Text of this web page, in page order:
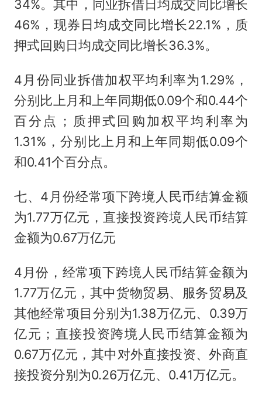
34%。其中，同业拆借日均成交同比增长
46%，现券日均成交同比增长22.1%，质
押式回购日均成交同比增长36.3%。
4月份同业拆借加权平均利率为1.29%，
分别比上月和上年同期低0.09个和0.44个
百分点；质押式回购加权平均利率为
1.31%，分别比上月和上年同期低0.09个
和0.41个百分点。
七、4月份经常项下跨境人民币结算金额
为1.77万亿元，直接投资跨境人民币结算
金额为0.67万亿元
4月份，经常项下跨境人民币结算金额为
1.77万亿元，其中货物贸易、服务贸易及
其他经常项目分别为1.38万亿元、0.39万
亿元；直接投资跨境人民币结算金额为
0.67万亿元，其中对外直接投资、外商直
接投资分别为0.26万亿元、0.41万亿元。